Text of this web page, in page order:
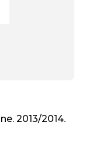
2013/2014.